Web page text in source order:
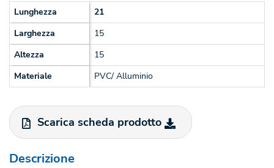
Lunghezza
21
Larghezza
15
Altezza
15
Materiale
PVC/ Alluminio
Scarica scheda prodotto
Descrizione